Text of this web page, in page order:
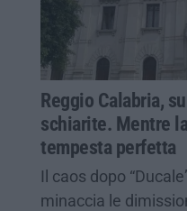
Reggio Calabria,
schiarite. Mentre
tempesta perfetta
Il caos dopo
minaccia le